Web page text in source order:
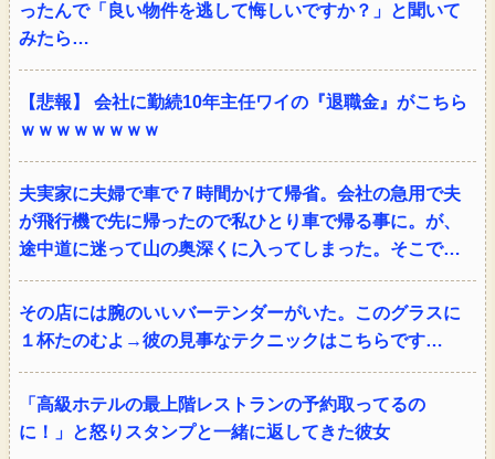
ったんで「良い物件を逃して悔しいですか？」と聞いて
みたら…
【悲報】 会社に勤続10年主任ワイの『退職金』がこちら
ｗｗｗｗｗｗｗｗ
夫実家に夫婦で車で７時間かけて帰省。会社の急用で夫
が飛行機で先に帰ったので私ひとり車で帰る事に。が、
途中道に迷って山の奥深くに入ってしまった。そこで…
その店には腕のいいバーテンダーがいた。このグラスに
１杯たのむよ→彼の見事なテクニックはこちらです…
「高級ホテルの最上階レストランの予約取ってるの
に！」と怒りスタンプと一緒に返してきた彼女